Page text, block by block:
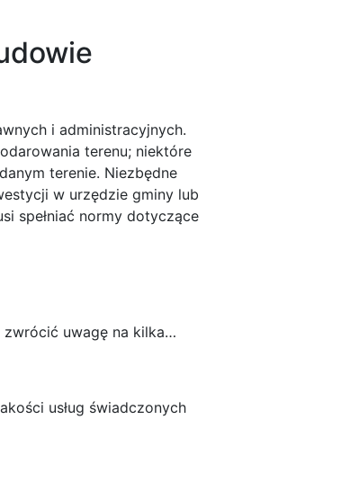
i administracyjnych.
terenu; niektóre
terenie. Niezbędne
w urzędzie gminy lub
spełniać normy dotyczące
uwagę na kilka…
usług świadczonych